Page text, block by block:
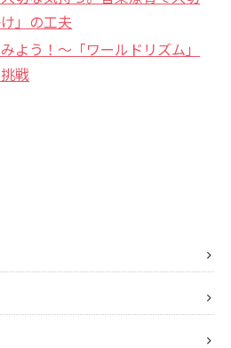
」の工夫
よう！〜「ワールドリズム」
戦